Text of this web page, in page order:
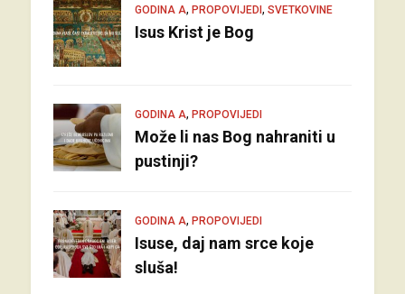
GODINA A, PROPOVIJEDI, SVETKOVINE
Isus Krist je Bog
GODINA A, PROPOVIJEDI
Može li nas Bog nahraniti u
pustinji?
GODINA A, PROPOVIJEDI
Isuse, daj nam srce koje
sluša!